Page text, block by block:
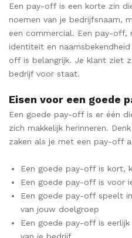
Een pay-off is een korte zin
noemen van je bedrijfsnaam,
een commercial. Een pay-off,
identiteit en
off is belangrijk. Je klant ziet
bedrijf voor staat.
Eisen voor een goede
Een goede pay-off is er één
zich makkelijk herinneren.
zaken als je met een pay-off
Een goede pay-off is kort,
Een goede pay-off is voor
Een goede pay-off speelt
van jouw doelgroep
Een goede pay-off is